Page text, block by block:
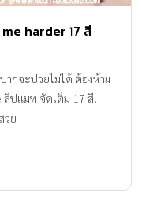
harder 17 สี
ากจะป่วยไม่ได้ ต้องห้าม
ปแมท จัดเต็ม 17 สี!
วย